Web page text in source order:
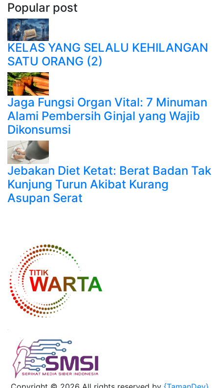
Popular post
KELAS YANG SELALU KEHILANGAN
SATU ORANG (2)
Jaga Fungsi Organ Vital: 7 Minuman
Alami Pembersih Ginjal yang Wajib
Dikonsumsi
Jebakan Diet Ketat: Berat Badan Tak
Kunjung Turun Akibat Kurang
Asupan Serat